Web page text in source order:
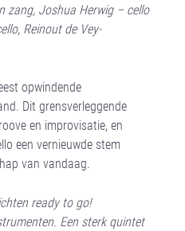
zang, Joshua Herwig – cello
Reinout de Vey-
opwindende
Dit grensverleggende
en improvisatie, en
een vernieuwde stem
van vandaag.
ready to go!
Een sterk quintet